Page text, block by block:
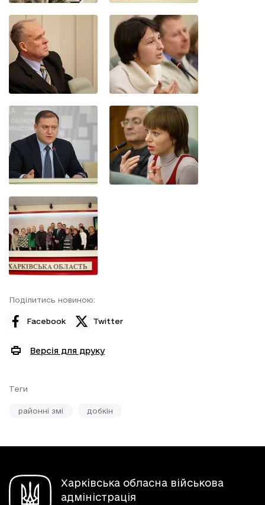
Поділитись новиною:
Facebook Twitter
Версія для друку
Теги
районні змі добкін
Харківська обласна військова
адміністрація